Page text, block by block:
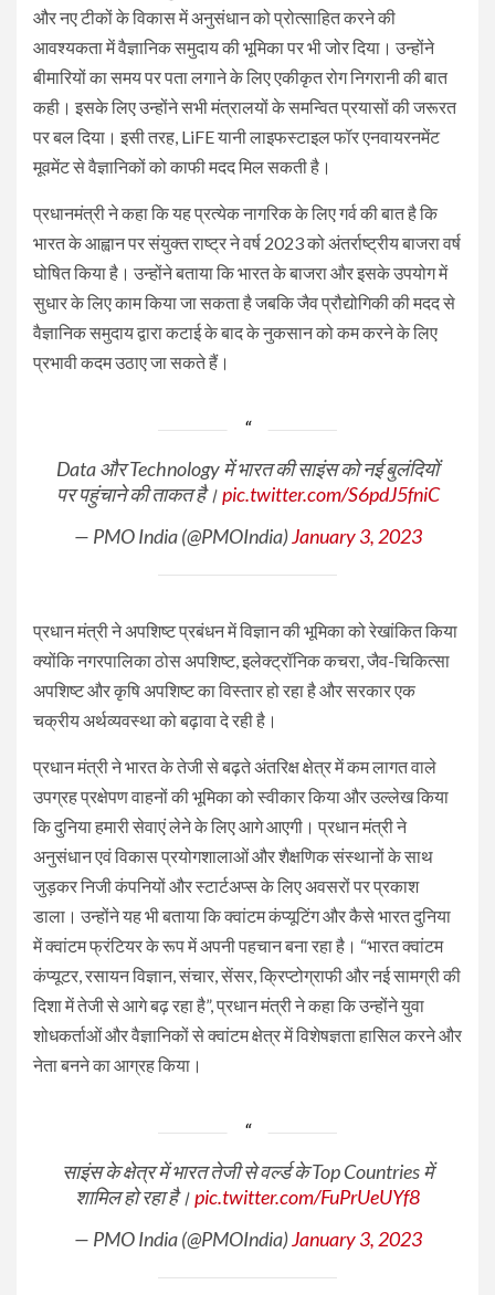
और नए टीकों के विकास में अनुसंधान को प्रोत्साहित करने की
आवश्यकता में वैज्ञानिक समुदाय की भूमिका पर भी जोर दिया। उन्होंने
बीमारियों का समय पर पता लगाने के लिए एकीकृत रोग निगरानी की बात
कही। इसके लिए उन्होंने सभी मंत्रालयों के समन्वित प्रयासों की जरूरत
पर बल दिया। इसी तरह, LiFE यानी लाइफस्टाइल फॉर एनवायरनमेंट
मूवमेंट से वैज्ञानिकों को काफी मदद मिल सकती है।
प्रधानमंत्री ने कहा कि यह प्रत्येक नागरिक के लिए गर्व की बात है कि
भारत के आह्वान पर संयुक्त राष्ट्र ने वर्ष 2023 को अंतर्राष्ट्रीय बाजरा वर्ष
घोषित किया है। उन्होंने बताया कि भारत के बाजरा और इसके उपयोग में
सुधार के लिए काम किया जा सकता है जबकि जैव प्रौद्योगिकी की मदद से
वैज्ञानिक समुदाय द्वारा कटाई के बाद के नुकसान को कम करने के लिए
प्रभावी कदम उठाए जा सकते हैं।
Data और Technology में भारत की साइंस को नई बुलंदियों
पर पहुंचाने की ताकत है।pic.twitter.com/S6pdJ5fniC
— PMO India (@PMOIndia)January 3, 2023
प्रधान मंत्री ने अपशिष्ट प्रबंधन में विज्ञान की भूमिका को रेखांकित किया
क्योंकि नगरपालिका ठोस अपशिष्ट, इलेक्ट्रॉनिक कचरा, जैव-चिकित्सा
अपशिष्ट और कृषि अपशिष्ट का विस्तार हो रहा है और सरकार एक
चक्रीय अर्थव्यवस्था को बढ़ावा दे रही है।
प्रधान मंत्री ने भारत के तेजी से बढ़ते अंतरिक्ष क्षेत्र में कम लागत वाले
उपग्रह प्रक्षेपण वाहनों की भूमिका को स्वीकार किया और उल्लेख किया
कि दुनिया हमारी सेवाएं लेने के लिए आगे आएगी। प्रधान मंत्री ने
अनुसंधान एवं विकास प्रयोगशालाओं और शैक्षणिक संस्थानों के साथ
जुड़कर निजी कंपनियों और स्टार्टअप्स के लिए अवसरों पर प्रकाश
डाला। उन्होंने यह भी बताया कि क्वांटम कंप्यूटिंग और कैसे भारत दुनिया
में क्वांटम फ्रंटियर के रूप में अपनी पहचान बना रहा है। “भारत क्वांटम
कंप्यूटर, रसायन विज्ञान, संचार, सेंसर, क्रिप्टोग्राफी और नई सामग्री की
दिशा में तेजी से आगे बढ़ रहा है”, प्रधान मंत्री ने कहा कि उन्होंने युवा
शोधकर्ताओं और वैज्ञानिकों से क्वांटम क्षेत्र में विशेषज्ञता हासिल करने और
नेता बनने का आग्रह किया।
साइंस के क्षेत्र में भारत तेजी से वर्ल्ड के Top Countries में
शामिल हो रहा है।pic.twitter.com/FuPrUeUYf8
— PMO India (@PMOIndia)January 3, 2023